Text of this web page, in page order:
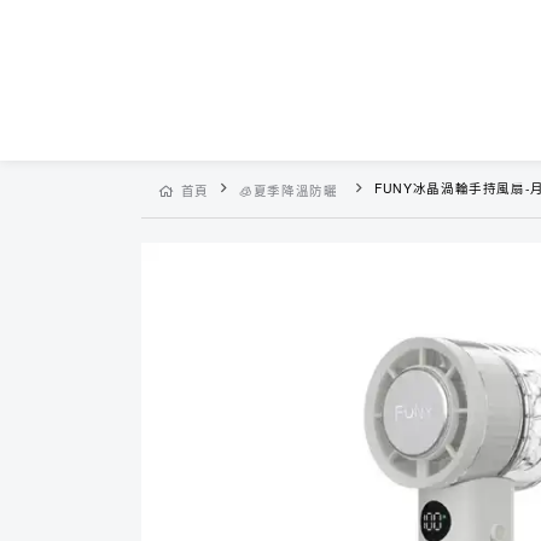
首頁 🧊夏季降溫防曬 FUNY冰晶渦輪手持風扇-